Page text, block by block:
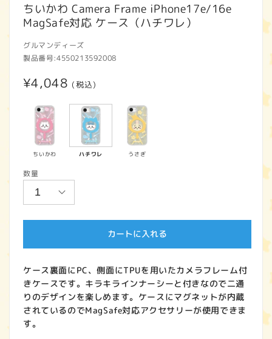
ちいかわ Camera Frame iPhone17e/16e
MagSafe対応 ケース（ハチワレ）
グルマンディーズ
製品番号:4550213592008
通
価
¥4,048 (税込)
ちいかわ ハチワレ うさぎ
数量
カートに入れる
ケース裏面にPC、側面にTPUを用いたカメラフレーム付
きケースです。キラキラインナーシーと付きなので二通
りのデザインを楽しめます。ケースにマグネットが内蔵
されているのでMagSafe対応アクセサリーが使用できま
す。